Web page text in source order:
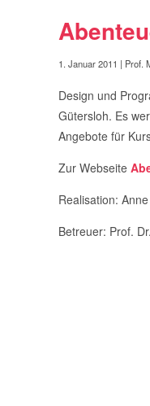
1. Januar 2011 | Prof.
Design und
Gütersloh. Es
Angebote für
Zur Webseite
Realisation:
Betreuer: Prof.